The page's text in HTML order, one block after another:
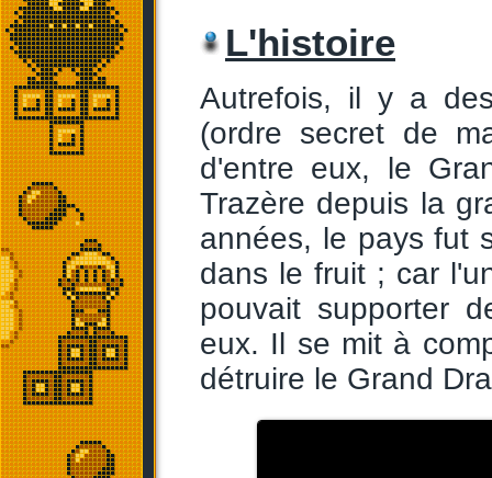
L'histoire
Autrefois, il y a
(ordre secret de
d'entre eux, le
Trazère depuis la
années, le pays fut
dans le fruit ; car
pouvait supporter
eux. Il se mit à
détruire le Grand